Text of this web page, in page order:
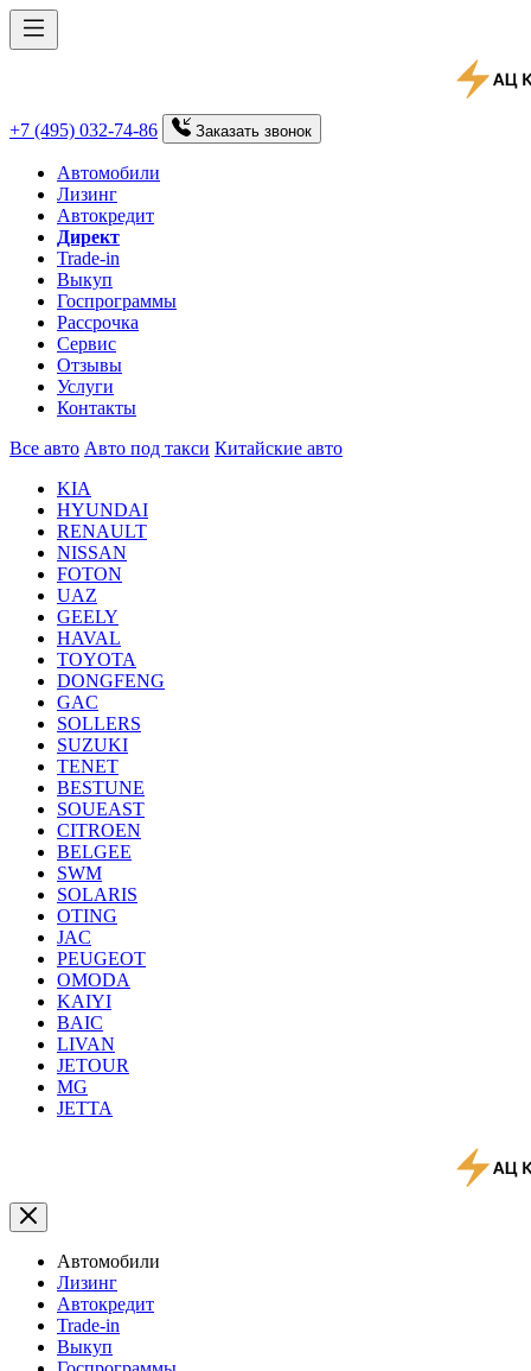
+7 (495) 032-74-86 Заказать звонок
Автомобили
Лизинг
Автокредит
Директ
Trade-in
Выкуп
Госпрограммы
Рассрочка
Сервис
Отзывы
Услуги
Контакты
Все авто Авто под такси Китайские авто
KIA
HYUNDAI
RENAULT
NISSAN
FOTON
UAZ
GEELY
HAVAL
TOYOTA
DONGFENG
GAC
SOLLERS
SUZUKI
TENET
BESTUNE
SOUEAST
CITROEN
BELGEE
SWM
SOLARIS
OTING
JAC
PEUGEOT
OMODA
KAIYI
BAIC
LIVAN
JETOUR
MG
JETTA
Автомобили
Лизинг
Автокредит
Trade-in
Выкуп